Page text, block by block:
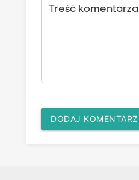
Treść komentarza
DODAJ KOMENTARZ